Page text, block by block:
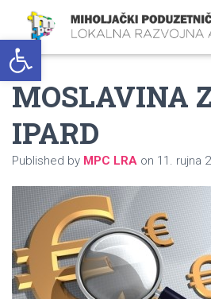
Open toolbar
MOSLAVINA
IPARD
Published by MPC LRA on 11. rujna